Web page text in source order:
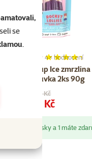
se
.
Pup Ice
jahoda, borůvka 2ks 90g
Hodnocení
4× hodnocení
Původní cena
89 Kč
Cena
39 Kč
4 psí pamlsky a 1 máte